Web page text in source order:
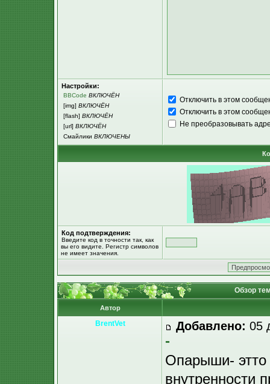
Настройки:
BBCode ВКЛЮЧЁН
[img] ВКЛЮЧЁН
[flash] ВКЛЮЧЁН
[url] ВКЛЮЧЁН
Смайлики ВКЛЮЧЕНЫ
Отключить в этом
Отключить в этом
Не преобразовывать
Код подтверждения:
Введите код в точности так, как
вы его видите. Регистр символов
не имеет значения.
Обзор
Автор
BrentVet Добавлено: 05
-
Опарыши- этто
внутренности